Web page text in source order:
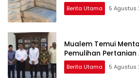
Berita Utama 5 Agustus
Mualem Temui
Pemulihan
Berita Utama 5 Agustus